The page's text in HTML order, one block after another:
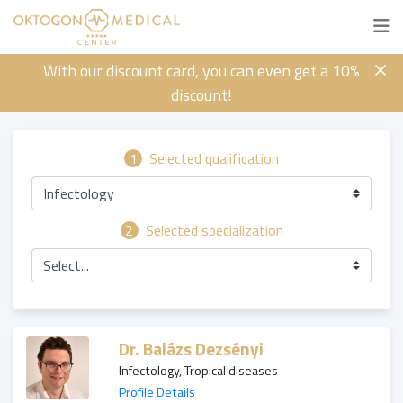
With our discount card, you can even get a 10%
discount!
1
Selected qualification
Infectology
2
Selected specialization
Select...
Dr. Balázs Dezsényi
Infectology, Tropical diseases
Profile Details